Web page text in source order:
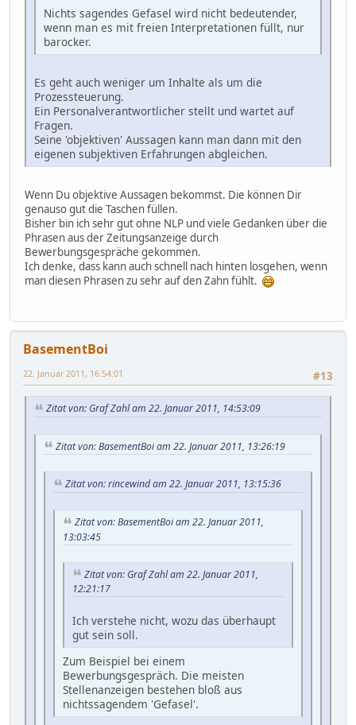
Nichts sagendes Gefasel wird nicht bedeutender,
wenn man es mit freien Interpretationen füllt, nur
barocker.
Es geht auch weniger um Inhalte als um die
Prozessteuerung.
Ein Personalverantwortlicher stellt und wartet auf
Fragen.
Seine 'objektiven' Aussagen kann man dann mit den
eigenen subjektiven Erfahrungen abgleichen.
Wenn Du objektive Aussagen bekommst. Die können Dir
genauso gut die Taschen füllen.
Bisher bin ich sehr gut ohne NLP und viele Gedanken über die
Phrasen aus der Zeitungsanzeige durch
Bewerbungsgespräche gekommen.
Ich denke, dass kann auch schnell nach hinten losgehen, wenn
man diesen Phrasen zu sehr auf den Zahn fühlt.
BasementBoi
#13
22. Januar 2011, 16:54:01
Zitat von: Graf Zahl am 22. Januar 2011, 14:53:09
Zitat von: BasementBoi am 22. Januar 2011, 13:26:19
Zitat von: rincewind am 22. Januar 2011, 13:15:36
Zitat von: BasementBoi am 22. Januar 2011,
13:03:45
Zitat von: Graf Zahl am 22. Januar 2011,
12:21:17
Ich verstehe nicht, wozu das überhaupt
gut sein soll.
Zum Beispiel bei einem
Bewerbungsgespräch. Die meisten
Stellenanzeigen bestehen bloß aus
nichtssagendem 'Gefasel'.